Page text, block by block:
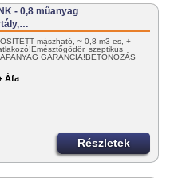
- 0,8 műanyag
mászható, ~ 0,8 m3-es, +
szeptikus
GARANCIA!BETONOZÁS
Áfa
Részletek